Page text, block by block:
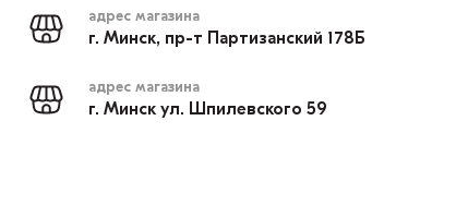
адрес магазина
г. Минск, пр-т Партизанский 178Б
адрес магазина
г. Минск ул. Шпилевского 59